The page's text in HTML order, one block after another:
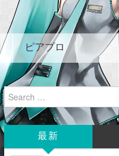
ピアプロ
Search
for:
最新